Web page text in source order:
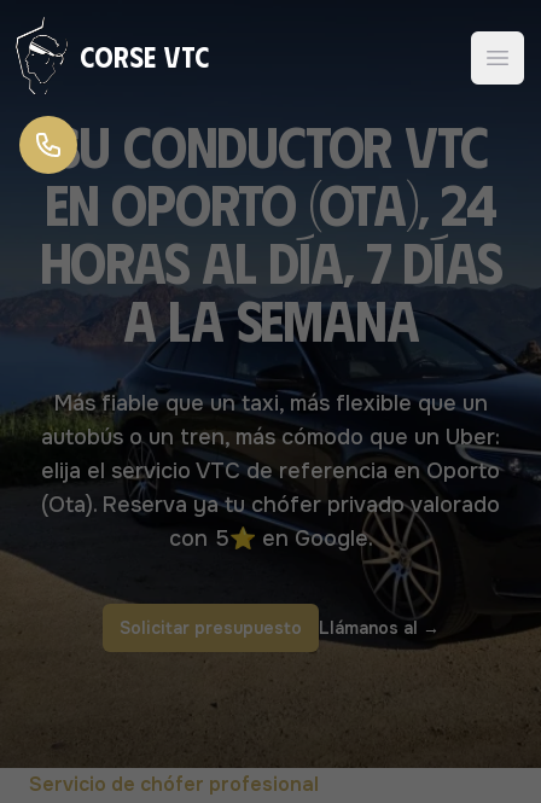
Ir al contenido
Corse VTC
Su conductor VTC
en Oporto (Ota), 24
horas al día, 7 días
a la semana
Más fiable que un taxi, más flexible que un
autobús o un tren, más cómodo que un Uber:
elija el servicio VTC de referencia en Oporto
(Ota). Reserva ya tu chófer privado valorado
con 5⭐ en Google.
Solicitar presupuesto Llámanos al →
Servicio de chófer profesional